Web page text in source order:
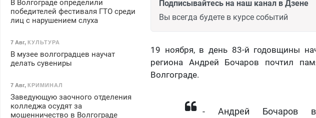
Подписывайтесь на наш канал в Дзене
Вы всегда будете в курсе событий
19 ноября, в день 83-й годовщины
региона Андрей Бочаров почтил
Волгограде.
- Андрей Бочаров
В Волгограде определили
победителей фестиваля ГТО среди
лиц с нарушением слуха
7 Авг, КУЛЬТУРА
В музее волгоградцев научат
делать сувениры
7 Авг, КРИМИНАЛ
Заведующую заочного отделения
колледжа осудят за
мошенничество в Волгограде